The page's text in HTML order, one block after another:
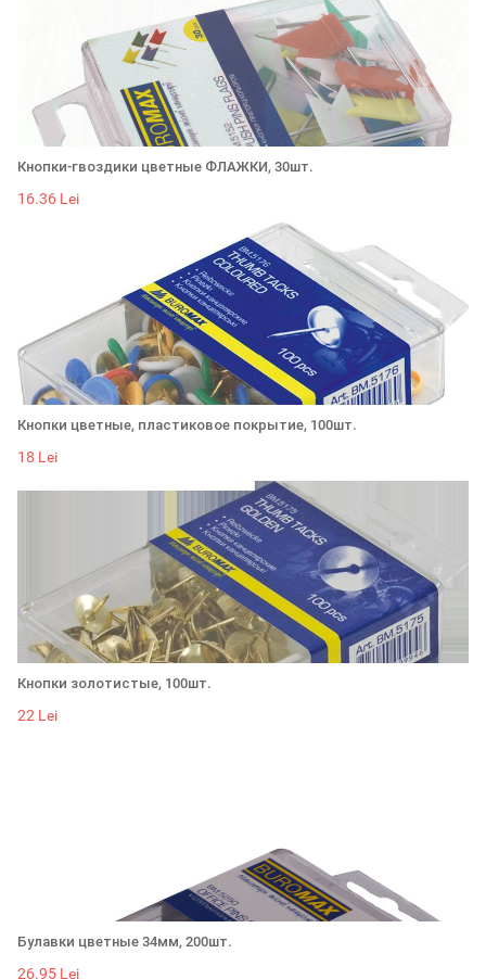
Кнопки-гвоздики цветные ФЛАЖКИ, 30шт.
16.36 Lei
Кнопки цветные, пластиковое покрытие, 100шт.
18 Lei
Кнопки золотистые, 100шт.
22 Lei
Булавки цветные 34мм, 200шт.
26.95 Lei